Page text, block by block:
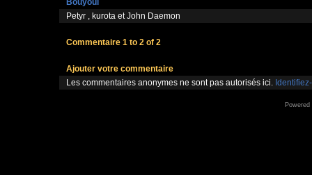
Bouyoul
Petyr , kurota et John Daemon
Commentaire 1 to 2 of 2
Ajouter votre commentaire
Les commentaires anonymes ne sont pas autorisés ici.